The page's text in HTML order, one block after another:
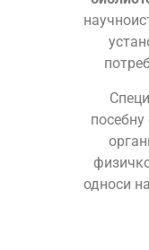
посебну
односи